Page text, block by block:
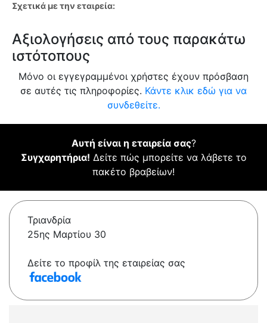
Σχετικά με την εταιρεία:
Αξιολογήσεις από τους παρακάτω
ιστότοπους
Μόνο οι εγγεγραμμένοι χρήστες έχουν πρόσβαση
σε αυτές τις πληροφορίες. Κάντε κλικ εδώ για να
συνδεθείτε.
Αυτή είναι η εταιρεία σας?
Συγχαρητήρια! Δείτε πώς μπορείτε να λάβετε το
πακέτο βραβείων!
Τριανδρία
25ης Μαρτίου 30
Δείτε το προφίλ της εταιρείας σας